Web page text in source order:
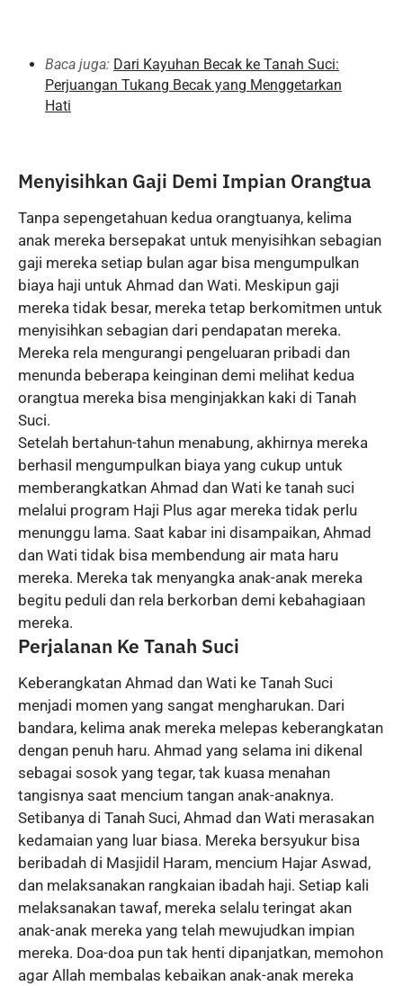
Baca juga: Dari Kayuhan Becak ke Tanah Suci:
Perjuangan Tukang Becak yang Menggetarkan
Hati
Menyisihkan Gaji Demi Impian Orangtua
Tanpa sepengetahuan kedua orangtuanya, kelima
anak mereka bersepakat untuk menyisihkan sebagian
gaji mereka setiap bulan agar bisa mengumpulkan
biaya haji untuk Ahmad dan Wati. Meskipun gaji
mereka tidak besar, mereka tetap berkomitmen untuk
menyisihkan sebagian dari pendapatan mereka.
Mereka rela mengurangi pengeluaran pribadi dan
menunda beberapa keinginan demi melihat kedua
orangtua mereka bisa menginjakkan kaki di Tanah
Suci.
Setelah bertahun-tahun menabung, akhirnya mereka
berhasil mengumpulkan biaya yang cukup untuk
memberangkatkan Ahmad dan Wati ke tanah suci
melalui program Haji Plus agar mereka tidak perlu
menunggu lama. Saat kabar ini disampaikan, Ahmad
dan Wati tidak bisa membendung air mata haru
mereka. Mereka tak menyangka anak-anak mereka
begitu peduli dan rela berkorban demi kebahagiaan
mereka.
Perjalanan Ke Tanah Suci
Keberangkatan Ahmad dan Wati ke Tanah Suci
menjadi momen yang sangat mengharukan. Dari
bandara, kelima anak mereka melepas keberangkatan
dengan penuh haru. Ahmad yang selama ini dikenal
sebagai sosok yang tegar, tak kuasa menahan
tangisnya saat mencium tangan anak-anaknya.
Setibanya di Tanah Suci, Ahmad dan Wati merasakan
kedamaian yang luar biasa. Mereka bersyukur bisa
beribadah di Masjidil Haram, mencium Hajar Aswad,
dan melaksanakan rangkaian ibadah haji. Setiap kali
melaksanakan tawaf, mereka selalu teringat akan
anak-anak mereka yang telah mewujudkan impian
mereka. Doa-doa pun tak henti dipanjatkan, memohon
agar Allah membalas kebaikan anak-anak mereka